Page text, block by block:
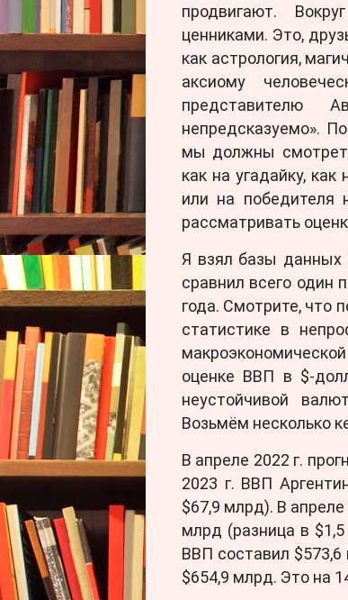
продвигают.
ценниками. Это,
как астрология,
аксиому
представителю
непредсказуемо».
мы должны
как на угадайку,
или на победителя
рассматривать
Я взял базы данных
сравнил всего один
года. Смотрите, что
статистике в
оценке ВВП в $-
неустойчивой
Возьмём несколько
В апреле 2022 г.
2023 г. ВВП
$67,9 млрд). В апреле
млрд (разница в
ВВП составил
$654,9 млрд. Это на